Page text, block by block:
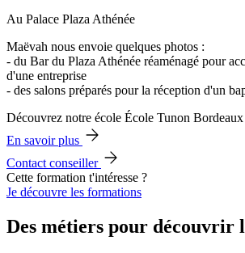
Au Palace Plaza Athénée
Maëvah nous envoie quelques photos :
- du Bar du Plaza Athénée réaménagé pour
d'une entreprise
- des salons préparés pour la réception d'un
Découvrez notre école École Tunon Bordeaux
En savoir plus
Contact conseiller
Cette formation t'intéresse ?
Je découvre les formations
Des métiers pour découvrir